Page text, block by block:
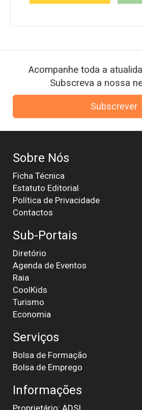
Acompanhe toda a
Subscreva a nossa
Subscrever
Sobre Nós
Ficha Técnica
Estatuto Editorial
Política de Privacidade
Contactos
Sub-Portais
Diretório
Agenda de Eventos
Raia
CoolKids
Turismo
Economia
Serviços
Bolsa de Formação
Bolsa de Emprego
Informações
Proprietário: ADSI